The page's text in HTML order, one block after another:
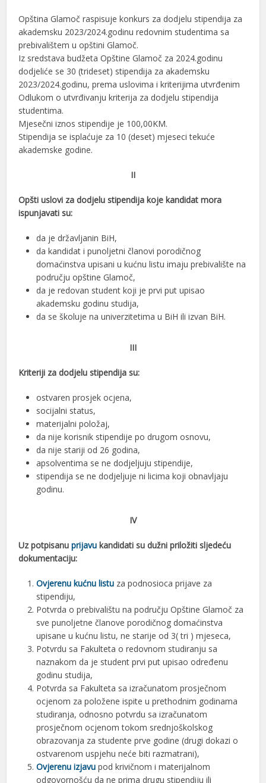
Opština Glamoč raspisuje konkurs za dodjelu stipendija za
akademsku 2023/2024.godinu redovnim studentima sa
prebivalištem u opštini Glamoč.
Iz sredstava budžeta Opštine Glamoč za 2024.godinu
dodjeliće se 30 (trideset) stipendija za akademsku
2023/2024.godinu, prema uslovima i kriterijima utvrđenim
Odlukom o utvrđivanju kriterija za dodjelu stipendija
studentima.
Mjesečni iznos stipendije je 100,00KM.
Stipendija se isplaćuje za 10 (deset) mjeseci tekuće
akademske godine.
II
Opšti uslovi za dodjelu stipendija koje kandidat mora
ispunjavati su:
da je državljanin BiH,
da kandidat i punoljetni članovi porodičnog
domaćinstva upisani u kućnu listu imaju prebivalište na
području opštine Glamoč,
da je redovan student koji je prvi put upisao
akademsku godinu studija,
da se školuje na univerzitetima u BiH ili izvan BiH.
III
Kriteriji za dodjelu stipendija su:
ostvaren prosjek ocjena,
socijalni status,
materijalni položaj,
da nije korisnik stipendije po drugom osnovu,
da nije stariji od 26 godina,
apsolventima se ne dodjeljuju stipendije,
stipendija se ne dodjeljuje ni licima koji obnavljaju
godinu.
IV
Uz potpisanuprijavu kandidati su dužni priložiti sljedeću
dokumentaciju:
Ovjerenu kućnu listu za podnosioca prijave za
stipendiju,
Potvrda o prebivalištu na području Opštine Glamoč za
sve punoljetne članove porodičnog domaćinstva
upisane u kućnu listu, ne starije od 3( tri ) mjeseca,
Potvrdu sa Fakulteta o redovnom studiranju sa
naznakom da je student prvi put upisao određenu
godinu studija,
Potvrda sa Fakulteta sa izračunatom prosječnom
ocjenom za položene ispite u prethodnim godinama
studiranja, odnosno potvrdu sa izračunatom
prosječnom ocjenom tokom srednjoškolskog
obrazovanja za studente prve godine (drugi dokazi o
ostvarenom uspjehu neće biti razmatrani),
Ovjerenu izjavu pod krivičnom i materijalnom
odgovornošću da ne prima drugu stipendiju ili